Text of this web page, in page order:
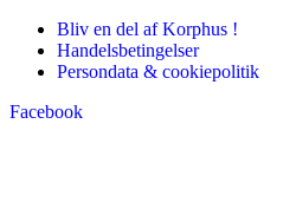
Bliv en del af Korphus !
Handelsbetingelser
Persondata & cookiepolitik
Facebook